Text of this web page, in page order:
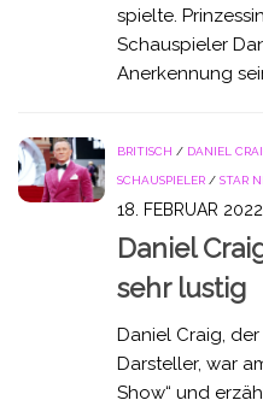
spielte.
Schauspieler
Anerkennung
BRITISCH / DANIEL
SCHAUSPIELER / STAR
18. FEBRUAR 2022
Daniel
sehr lustig
Daniel Craig,
Darsteller, war
Show“ und